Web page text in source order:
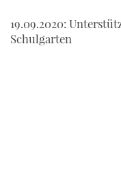
19.09.2020:
Schulgarten